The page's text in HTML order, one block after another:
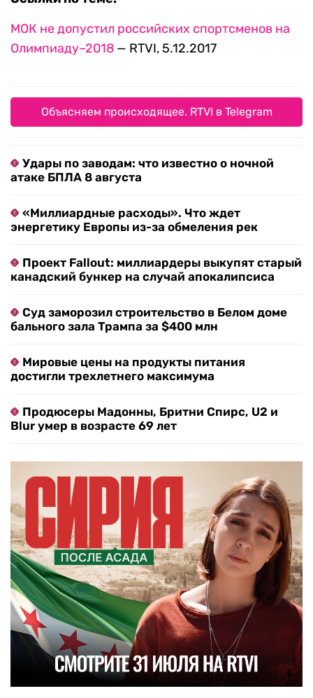
МОК не допустил российских спортсменов на
Олимпиаду–2018 — RTVI, 5.12.2017
Объясняем происходящее. RTVI в Telegram
Удары по заводам: что известно о ночной
атаке БПЛА 8 августа
«Миллиардные расходы». Что ждет
энергетику Европы из-за обмеления рек
Проект Fallout: миллиардеры выкупят старый
канадский бункер на случай апокалипсиса
Суд заморозил строительство в Белом доме
бального зала Трампа за $400 млн
Мировые цены на продукты питания
достигли трехлетнего максимума
Продюсеры Мадонны, Бритни Спирс, U2 и
Blur умер в возрасте 69 лет